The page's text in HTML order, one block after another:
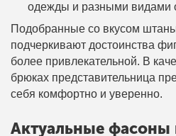
одежды и разными видами
Подобранные со вкусом
подчеркивают достоинства
более привлекательной. В
брюках представительница
себя комфортно и уверенно.
Актуальные фасоны